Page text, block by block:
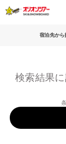
宿泊先から
検索結果